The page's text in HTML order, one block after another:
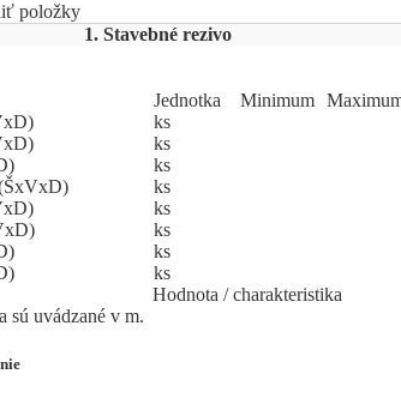
položky
1. Stavebné rezivo
Jed­not­ka Mi­ni­mum Ma­xi
ks
ks
ks
ks
ks
ks
ks
ks
Hodnota / charakteristika
sú uvádzané v m.